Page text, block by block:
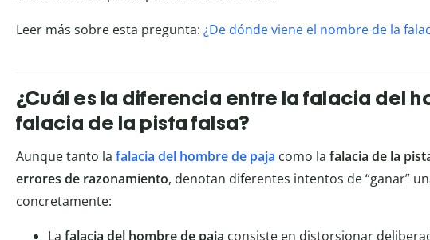
Leer más sobre esta pregunta: ¿De dónde viene el nombre de la
¿Cuál es la diferencia entre la falacia del
falacia de la pista falsa?
Aunque tanto la falacia del hombre de paja como la falacia de la
errores de razonamiento, denotan diferentes intentos de “ganar”
concretamente:
La falacia del hombre de paja consiste en distorsionar